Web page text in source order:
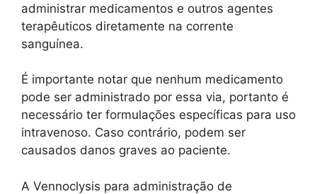
administrar medicamentos e outros agentes
terapêuticos diretamente na corrente
sanguínea.
É importante notar que nenhum medicamento
pode ser administrado por essa via, portanto é
necessário ter formulações específicas para uso
intravenoso. Caso contrário, podem ser
causados ​​danos graves ao paciente.
A Vennoclysis para administração de